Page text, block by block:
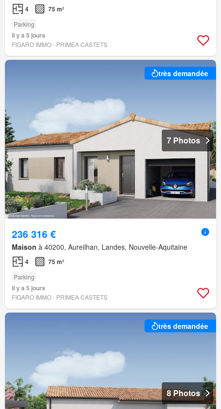
4 75 m²
Parking
Il y a 5 jours
FIGARO IMMO - PRIMEA CASTETS
très demandée
7 Photos
236 316 €
Maison à 40200, Aureilhan, Landes, Nouvelle-Aquitaine
4 75 m²
Parking
Il y a 5 jours
FIGARO IMMO - PRIMEA CASTETS
très demandée
8 Photos